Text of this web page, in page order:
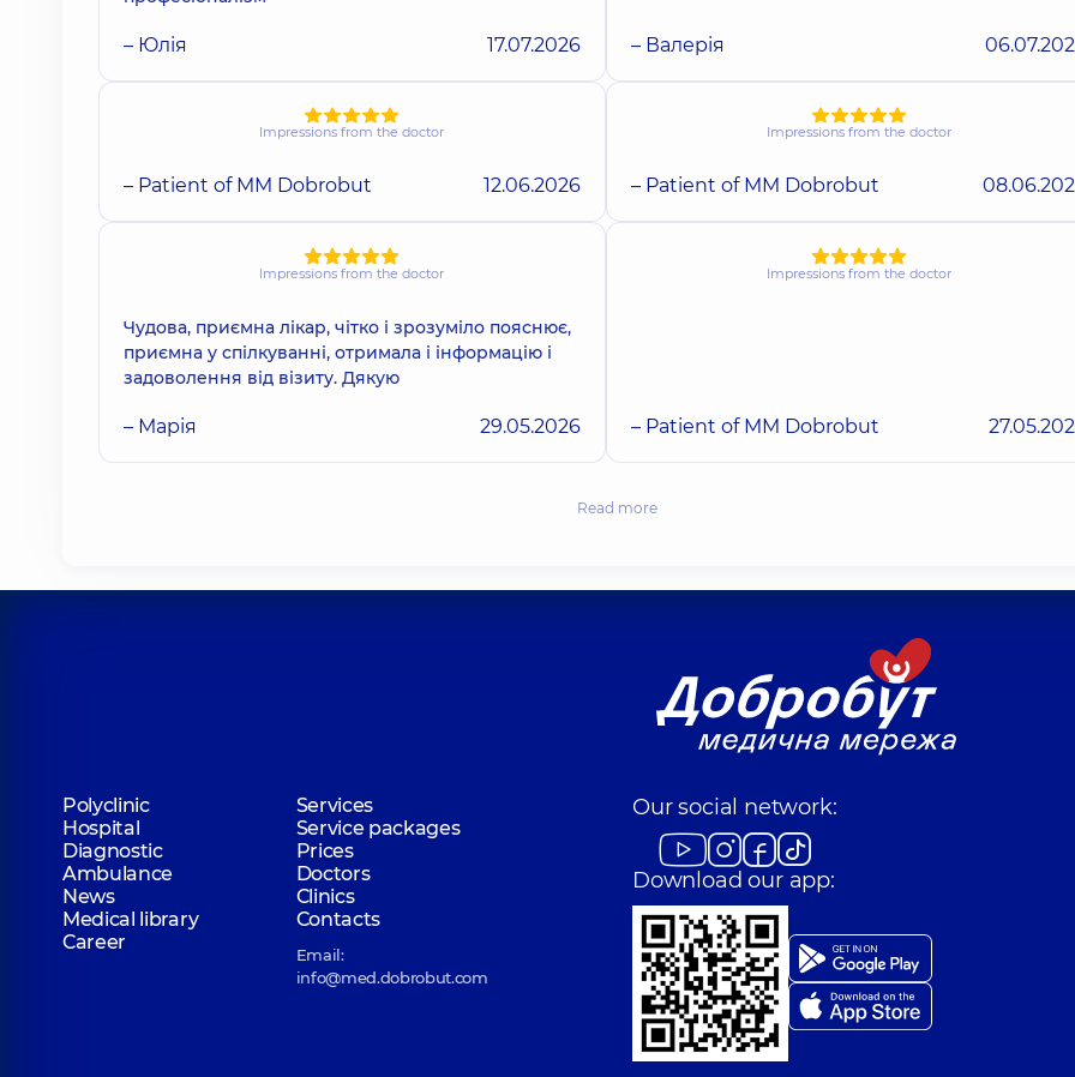
– Юлія 17.07.2026 – Валерія
Impressions from the doctor
– Patient of MM Dobrobut 12.06.2026
Impressions from the doctor
– Patient of MM Dobrobut
Impressions from the doctor
Чудова, приємна лікар, чітко і зрозуміло пояснює,
приємна у спілкуванні, отримала і інформацію і
задоволення від візиту. Дякую
– Марія 29.05.2026
Impressions from the doctor
– Patient of MM Dobrobut
Read more
Polyclinic
Services
Hospital
Service packages
Diagnostic
Prices
Ambulance
Doctors
News
Clinics
Medical library
Contacts
Career
Email:
info@med.dobrobut.com
Our social network:
Download our app: